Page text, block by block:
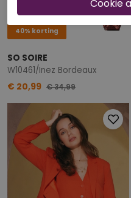
40% korting
SO SOIRE
W10461/Inez Bordeaux
€ 20,99 € 34,99